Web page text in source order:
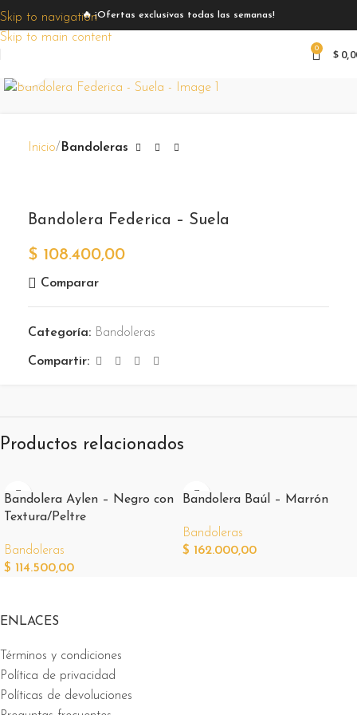
Skip to navigation
Skip to main content
🔥 ¡Ofertas exclusivas todas las semanas!
0 $
Inicio Bandoleras
Bandolera Federica – Suela
$ 108.400,00
Comparar
Categoría: Bandoleras
Compartir:
Productos relacionados
Bandolera Aylen – Negro con
Textura/Peltre
Bandoleras
$ 114.500,00
Bandolera Baúl – Marrón
Bandoleras
$ 162.000,00
ENLACES
Términos y condiciones
Política de privacidad
Políticas de devoluciones